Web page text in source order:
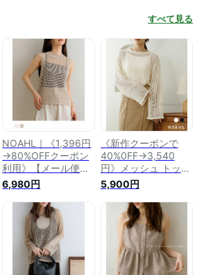
すべて見る
NOAHL｜《1,396円
→80%OFFクーポン
利用》【メール便】
メッシュ ニット ト
ップス レディース
ノースリ ノースリー
ブ メッシュトップス
春 夏 秋 メッシュニ
ット 透かし編み サ
マーニット ベージュ
アイボリー 250423
6,980円
《新作クーポンで
40%0FF→3,540
円》メッシュ トップ
ス レディース 春 夏
秋 メッシュニット
透かし編み クロップ
ド丈 ショート ニッ
ト ボタン 長袖 アイ
ボリー ブラック ノ
アル noahl 240828
5,900円